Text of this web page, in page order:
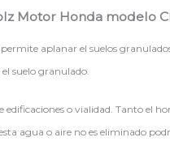
Motor Honda modelo
aplanar el suelos
suelo granulado.
o vialidad. Tanto el
agua o aire no es eliminado